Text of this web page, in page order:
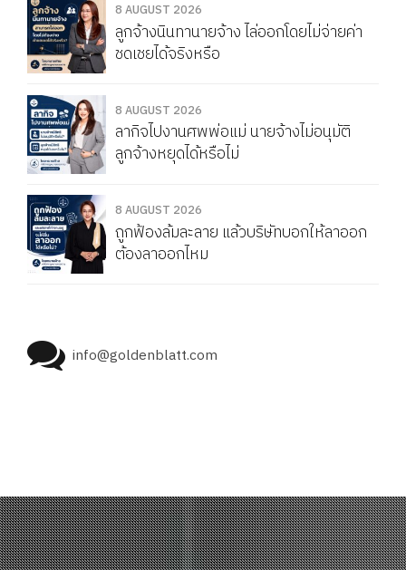
8 AUGUST 2026
ลูกจ้างนินทานายจ้าง ไล่ออกโดยไม่จ่ายค่า
ชดเชยได้จริงหรือ
8 AUGUST 2026
ลากิจไปงานศพพ่อแม่ นายจ้างไม่อนุมัติ
ลูกจ้างหยุดได้หรือไม่
8 AUGUST 2026
ถูกฟ้องล้มละลาย แล้วบริษัทบอกให้ลาออก
ต้องลาออกไหม
info@goldenblatt.com